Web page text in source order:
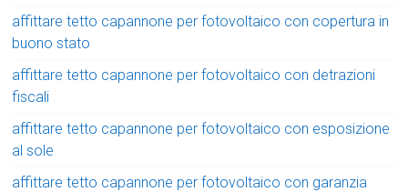
affittare tetto capannone per fotovoltaico con copertura in
buono stato
affittare tetto capannone per fotovoltaico con detrazioni
fiscali
affittare tetto capannone per fotovoltaico con esposizione
al sole
affittare tetto capannone per fotovoltaico con garanzia